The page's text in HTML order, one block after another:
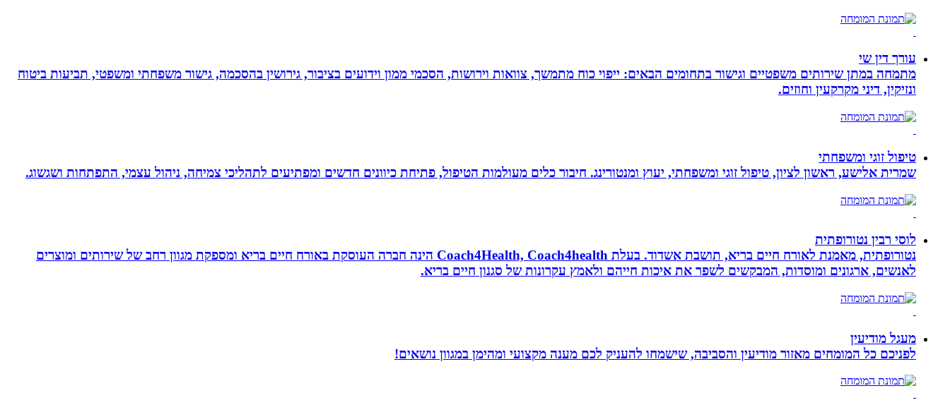
עורך דין שי
מתמחה במתן שירותים משפטיים וגישור בתחומים הבאים: ייפוי כוח מתמשך, צוואות וירושות, הסכמי ממון וידועים בציבור, גירושין בהסכמה, גישור משפחתי ומשפטי, תביעות ביטוח
ונזיקין, דיני מקרקעין וחוזים.
טיפול זוגי ומשפחתי
שמרית אלישע, ראשון לציון, טיפול זוגי ומשפחתי, יעוץ ומנטורינג. חיבור כלים מעולמות הטיפול, פתיחת כיוונים חדשים ומפתיעים לתהליכי צמיחה, ניהול עצמי, התפתחות ושגשוג.
לוסי רבין נטורופתית
נטורופתית, מאמנת לאורח חיים בריא, תושבת אשדוד. בעלת Coach4Health, Coach4health הינה חברה העוסקת באורח חיים בריא ומספקת מגוון רחב של שירותים ומוצרים
לאנשים, ארגונים ומוסדות, המבקשים לשפר את איכות חייהם ולאמץ עקרונות של סגנון חיים בריא.
מעגל מודיעין
לפניכם כל המומחים מאזור מודיעין והסביבה, שישמחו להעניק לכם מענה מקצועי ומהימן במגוון נושאים!